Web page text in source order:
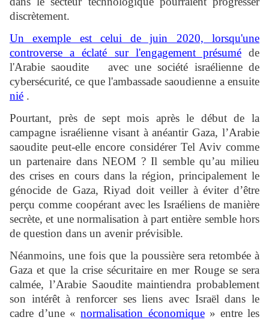
discrètement.
Un exemple est celui de juin 2020, lorsqu'une
controverse a éclaté sur l'engagement présuméde
l'Arabie saoudite avec une société israélienne de
cybersécurité, ce que l'ambassade saoudienne a ensuite
nié .
Pourtant, près de sept mois après le début de la
campagne israélienne visant à anéantir Gaza, l’Arabie
saoudite peut-elle encore considérer Tel Aviv comme
un partenaire dans NEOM ? Il semble qu’au milieu
des crises en cours dans la région, principalement le
génocide de Gaza, Riyad doit veiller à éviter d’être
perçu comme coopérant avec les Israéliens de manière
secrète, et une normalisation à part entière semble hors
de question dans un avenir prévisible.
Néanmoins, une fois que la poussière sera retombée à
Gaza et que la crise sécuritaire en mer Rouge se sera
calmée, l’Arabie Saoudite maintiendra probablement
son intérêt à renforcer ses liens avec Israël dans le
cadre d’une «normalisation économique» entre les